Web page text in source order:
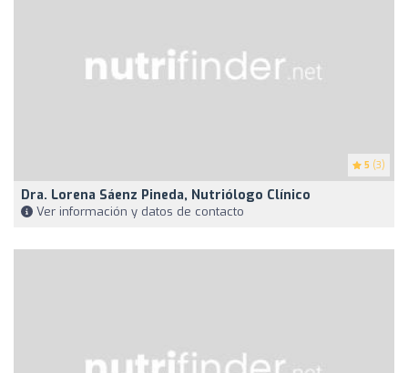
5 (3)
Dra. Lorena Sáenz Pineda, Nutriólogo Clínico
Ver información y datos de contacto